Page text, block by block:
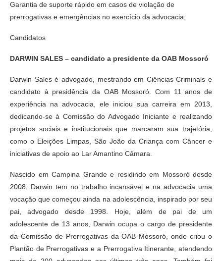
Garantia de suporte rápido em casos de violação de
prerrogativas e emergências no exercício da advocacia;
Candidatos
DARWIN SALES – candidato a presidente da OAB Mossoró
Darwin Sales é advogado, mestrando em Ciências Criminais e
candidato à presidência da OAB Mossoró. Com 11 anos de
experiência na advocacia, ele iniciou sua carreira em 2013,
dedicando-se à Comissão do Advogado Iniciante e realizando
projetos sociais e institucionais que marcaram sua trajetória,
como o Eleições Limpas, São João da Criança com Câncer e
iniciativas de apoio ao Lar Amantino Câmara.
Nascido em Campina Grande e residindo em Mossoró desde
2008, Darwin tem no trabalho incansável e na advocacia uma
vocação que começou ainda na adolescência, inspirado por seu
pai, advogado desde 1998. Hoje, além de pai de um
adolescente de 13 anos, Darwin ocupa o cargo de presidente
da Comissão de Prerrogativas da OAB Mossoró, onde criou o
Plantão de Prerrogativas e a Prerrogativa Itinerante, atendendo